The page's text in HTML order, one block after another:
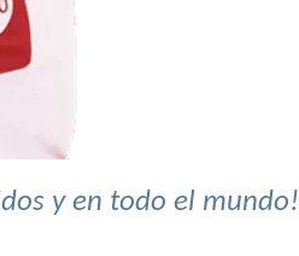
y en todo el mundo!